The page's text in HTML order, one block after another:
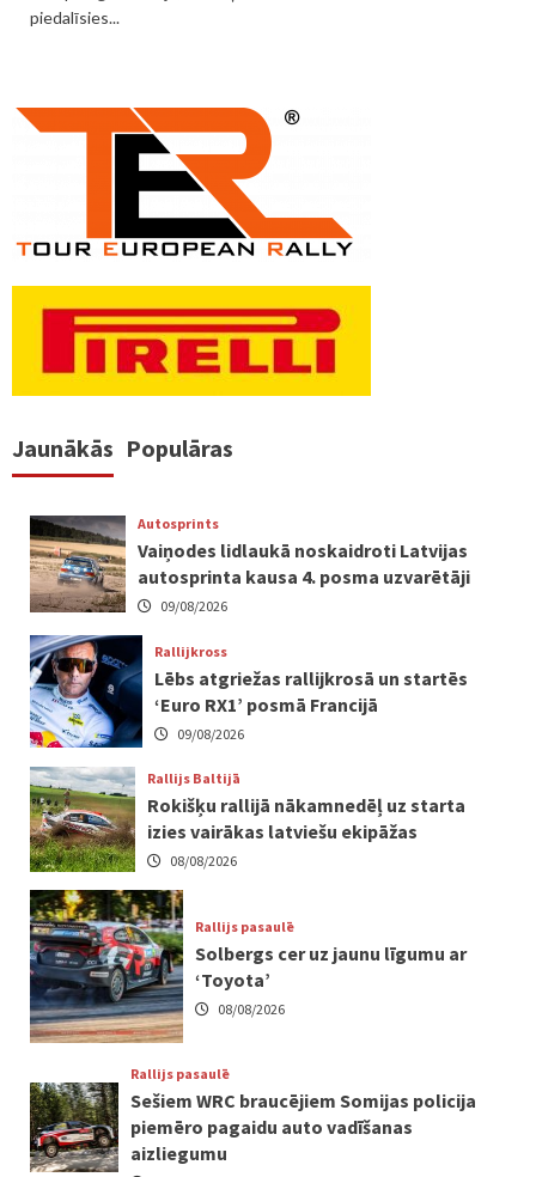
piedalīsies...
Jaunākās Populāras
Autosprints
Vaiņodes lidlaukā noskaidroti Latvijas
autosprinta kausa 4. posma uzvarētāji
09/08/2026
Rallijkross
Lēbs atgriežas rallijkrosā un startēs
‘Euro RX1’ posmā Francijā
09/08/2026
Rallijs Baltijā
Rokišķu rallijā nākamnedēļ uz starta
izies vairākas latviešu ekipāžas
08/08/2026
Rallijs pasaulē
Solbergs cer uz jaunu līgumu ar
‘Toyota’
08/08/2026
Rallijs pasaulē
Sešiem WRC braucējiem Somijas policija
piemēro pagaidu auto vadīšanas
aizliegumu